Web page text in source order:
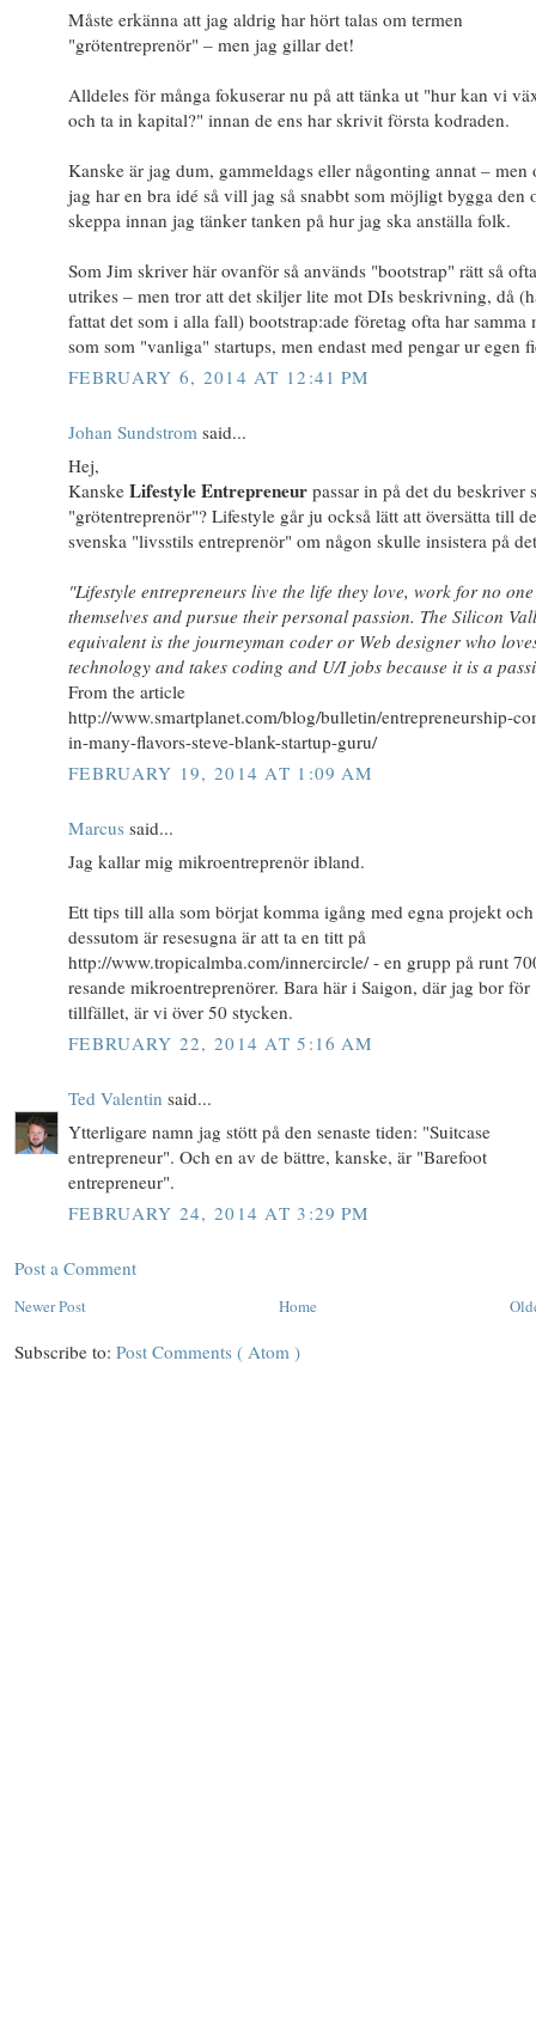
Måste erkänna att jag aldrig har hört talas om termen
"grötentreprenör" – men jag gillar det!
Alldeles för många fokuserar nu på att tänka ut "hur kan vi
och ta in kapital?" innan de ens har skrivit första kodraden.
Kanske är jag dum, gammeldags eller någonting annat – men
jag har en bra idé så vill jag så snabbt som möjligt bygga den
skeppa innan jag tänker tanken på hur jag ska anställa folk.
Som Jim skriver här ovanför så används "bootstrap" rätt så ofta
utrikes – men tror att det skiljer lite mot DIs beskrivning, då
fattat det som i alla fall) bootstrap:ade företag ofta har samma
som som "vanliga" startups, men endast med pengar ur egen
FEBRUARY 6, 2014 AT 12:41 PM
Johan Sundstrom said...
Hej,
Kanske Lifestyle Entrepreneur passar in på det du beskriver
"grötentreprenör"? Lifestyle går ju också lätt att översätta till
svenska "livsstils entreprenör" om någon skulle insistera på
"Lifestyle entrepreneurs live the life they love, work for no
themselves and pursue their personal passion. The Silicon
equivalent is the journeyman coder or Web designer who
technology and takes coding and U/I jobs because it is a
From the article
http://www.smartplanet.com/blog/bulletin/entrepreneurship-
in-many-flavors-steve-blank-startup-guru/
FEBRUARY 19, 2014 AT 1:09 AM
Marcus said...
Jag kallar mig mikroentreprenör ibland.
Ett tips till alla som börjat komma igång med egna projekt och
dessutom är resesugna är att ta en titt på
http://www.tropicalmba.com/innercircle/ - en grupp på runt
resande mikroentreprenörer. Bara här i Saigon, där jag bor för
tillfället, är vi över 50 stycken.
FEBRUARY 22, 2014 AT 5:16 AM
Ted Valentin said...
Ytterligare namn jag stött på den senaste tiden: "Suitcase
entrepreneur". Och en av de bättre, kanske, är "Barefoot
entrepreneur".
FEBRUARY 24, 2014 AT 3:29 PM
Post a Comment
Newer Post Home
Subscribe to: Post Comments ( Atom )